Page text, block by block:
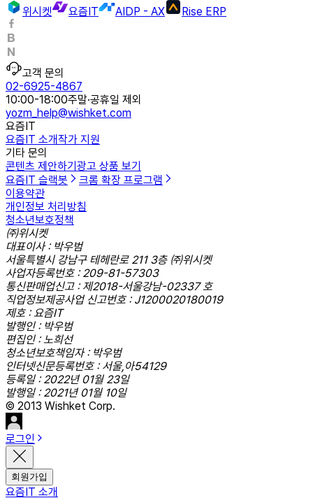
위시켓
요즘IT AIDP - AX Rise ERP
고객 문의
02-6925-4867
10:00-18:00주말·공휴일 제외
yozm_help@wishket.com
요즘IT
요즘IT 소개작가 지원
기타 문의
콘텐츠 제안하기 광고 상품 보기
요즘IT 슬랙봇
크롬 확장 프로그램
이용약관
개인정보 처리방침
청소년보호정책
㈜위시켓
대표이사 : 박우범
서울특별시 강남구 테헤란로 211 3층 ㈜위시켓
사업자등록번호 : 209-81-57303
통신판매업신고 : 제2018-서울강남-02337 호
직업정보제공사업 신고번호 : J1200020180019
제호 : 요즘IT
발행인 : 박우범
편집인 : 노희선
청소년보호책임자 : 박우범
인터넷신문등록번호 : 서울,아54129
등록일 : 2022년 01월 23일
발행일 : 2021년 01월 10일
© 2013 Wishket Corp.
로그인
회원가입
요즘IT 소개